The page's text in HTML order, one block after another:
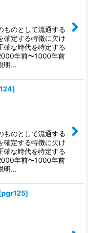
ものとして流通する
確定する特徴に欠け
確な時代を特定する
年前〜1000年前
明…
]
ものとして流通する
確定する特徴に欠け
確な時代を特定する
年前〜1000年前
明…
pgr125]